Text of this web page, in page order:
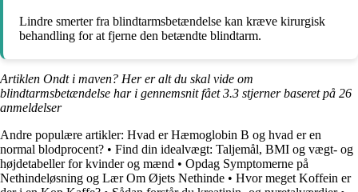
Lindre smerter fra blindtarmsbetændelse kan kræve kirurgisk
behandling for at fjerne den betændte blindtarm.
Artiklen Ondt i maven? Her er alt du skal vide om
blindtarmsbetændelse har i gennemsnit fået3.3 stjerner baseret på 26
anmeldelser
Andre populære artikler: Hvad er Hæmoglobin B og hvad er en
normal blodprocent? • Find din idealvægt: Taljemål, BMI og vægt- og
højdetabeller for kvinder og mænd • Opdag Symptomerne på
Nethindeløsning og Lær Om Øjets Nethinde • Hvor meget Koffein er